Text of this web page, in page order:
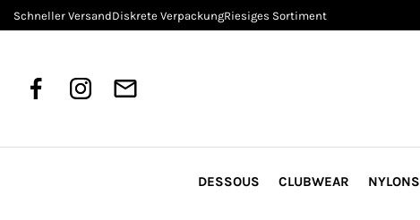
Schneller VersandDiskrete VerpackungRiesiges Sortiment
DESSOUS CLUBWEAR NYLONS